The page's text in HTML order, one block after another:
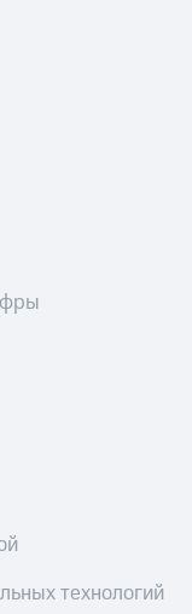
технологий